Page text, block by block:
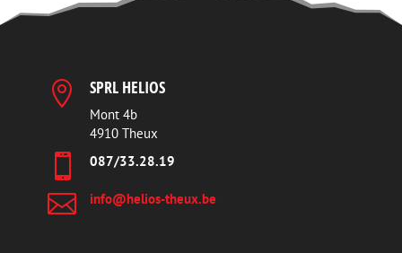
 SPRL HELIOS
Mont 4b
4910 Theux
 087/33.28.19
 info@helios-theux.be